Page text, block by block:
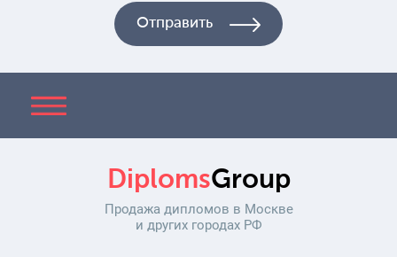
DiplomsGroup
Продажа дипломов в Москве
и других городах РФ